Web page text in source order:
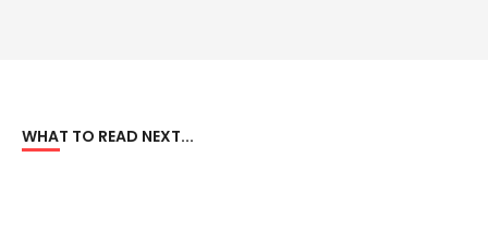
WHAT TO READ NEXT...